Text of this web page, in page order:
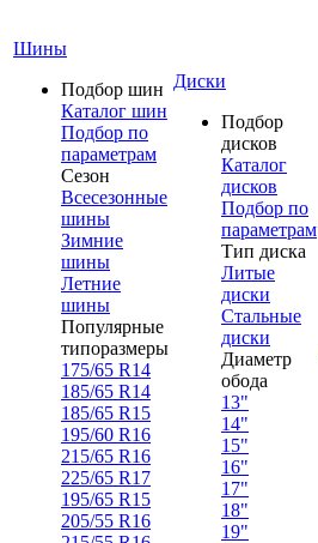
Шины
Подбор шин
Каталог шин
Подбор по
параметрам
Сезон
Всесезонные
шины
Зимние
шины
Летние
шины
Популярные
типоразмеры
175/65 R14
185/65 R14
185/65 R15
195/60 R16
215/65 R16
225/65 R17
195/65 R15
205/55 R16
Диски
Подбор
дисков
Каталог
дисков
Подбор по
параметрам
Тип диска
Литые
диски
Стальные
диски
Диаметр
обода
13"
14"
15"
16"
17"
18"
19"